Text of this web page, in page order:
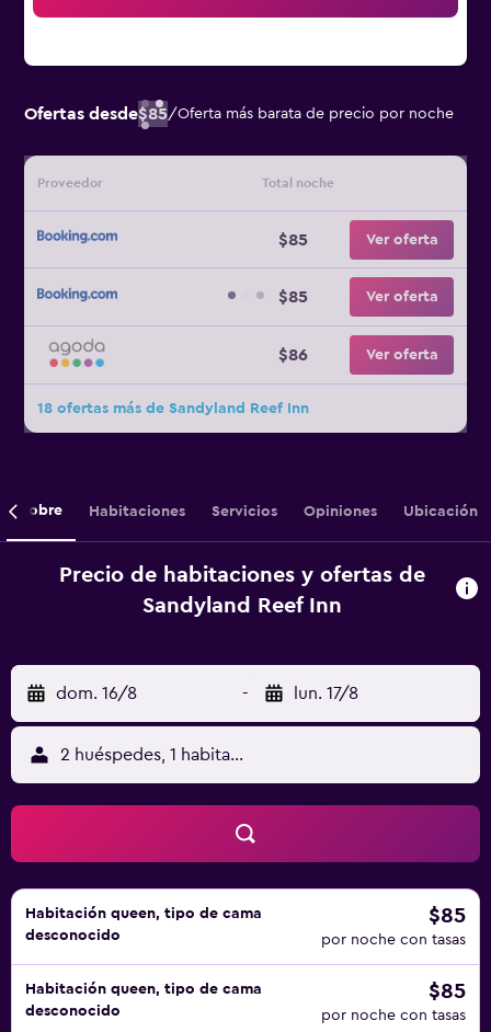
Ofertas desde$85/Oferta más barata de precio por noche
Proveedor Total noche
$85 Ver oferta
$85 Ver oferta
$86 Ver oferta
18 ofertas más de Sandyland Reef Inn
Sobre Habitaciones Servicios Opiniones Ubicación
Precio de habitaciones y ofertas de
Sandyland Reef Inn
dom. 16/8 - lun. 17/8
2 huéspedes, 1 habitación
Habitación queen, tipo de cama
desconocido
$85
por noche con tasas
Habitación queen, tipo de cama
desconocido
$85
por noche con tasas